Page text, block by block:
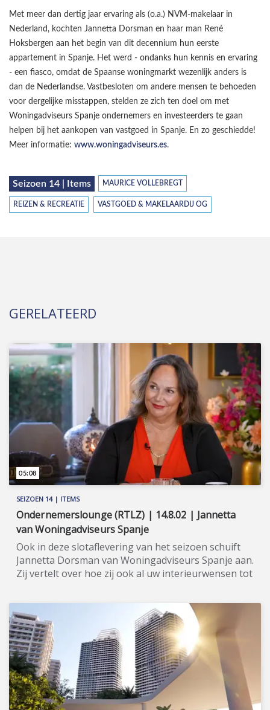
Met meer dan dertig jaar ervaring als (o.a.) NVM-makelaar in
Nederland, kochten Jannetta Dorsman en haar man René
Hoksbergen aan het begin van dit decennium hun eerste
appartement in Spanje. Het werd - ondanks hun kennis en ervaring
- een fiasco, omdat de Spaanse woningmarkt wezenlijk anders is
dan de Nederlandse. Vastbesloten om andere mensen te behoeden
voor dergelijke misstappen, stelden ze zich ten doel om met
Woningadviseurs Spanje ondernemers en investeerders te gaan
helpen bij het aankopen van vastgoed in Spanje. En zo geschiedde!
Meer informatie: www.woningadviseurs.es.
Seizoen 14 | Items MAURICE VOLLEBREGT
REIZEN & RECREATIE VASTGOED & MAKELAARDIJ OG
GERELATEERD
SEIZOEN 14 | ITEMS
Ondernemerslounge (RTLZ) | 14.8.02 | Jannetta
van Woningadviseurs Spanje
Ook in deze slotaflevering van het seizoen schuift
Jannetta Dorsman van Woningadviseurs Spanje aan.
Zij vertelt over hoe zij ook al uw interieurwensen tot
jaar ervaring als (o.a.) NVM-makelaar in Nederland,
kochten Jannetta Dorsman en haar man René
Hoksbergen aan het begin van dit decennium hun
eerste appartement in Spanje. Het werd - ondanks
hun kennis en ervaring - een fiasco, omdat de
Spaanse woningmarkt wezenlijk anders is dan de
Nederlandse. Vastbesloten om andere mensen te
behoeden voor dergelijke misstappen, stelden ze
zich ten doel om met Woningadviseurs Spanje
05:08